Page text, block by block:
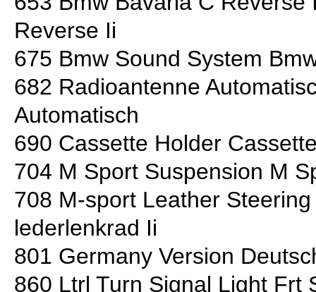
Reverse Ii
675 Bmw Sound System
682 Radioantenne
Automatisch
690 Cassette Holder
704 M Sport Suspension M
708 M-sport Leather
lederlenkrad Ii
801 Germany Version
860 Ltrl Turn Signal Light Frt